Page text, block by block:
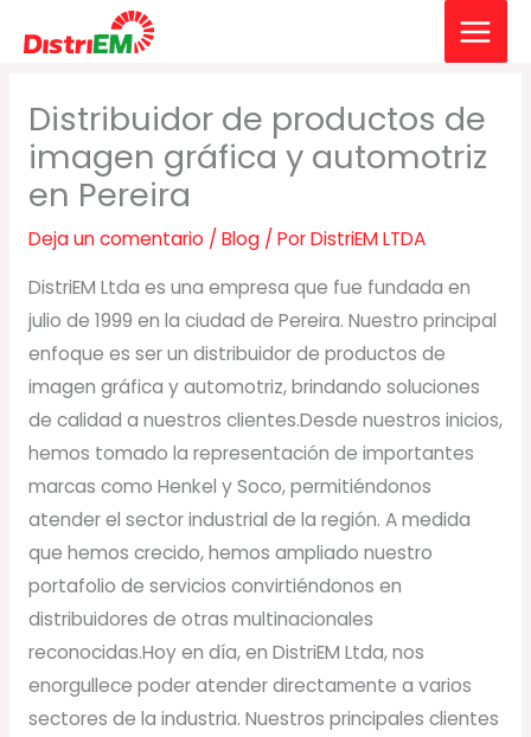
Distribuidor de productos de
imagen gráfica y automotriz
en Pereira
Deja un comentario / Blog/ PorDistriEM LTDA
DistriEM Ltda es una empresa que fue fundada en
julio de 1999 en la ciudad de Pereira. Nuestro principal
enfoque es ser un distribuidor de productos de
imagen gráfica y automotriz, brindando soluciones
de calidad a nuestros clientes.Desde nuestros inicios,
hemos tomado la representación de importantes
marcas como Henkel y Soco, permitiéndonos
atender el sector industrial de la región. A medida
que hemos crecido, hemos ampliado nuestro
portafolio de servicios convirtiéndonos en
distribuidores de otras multinacionales
reconocidas.Hoy en día, en DistriEM Ltda, nos
enorgullece poder atender directamente a varios
sectores de la industria. Nuestros principales clientes